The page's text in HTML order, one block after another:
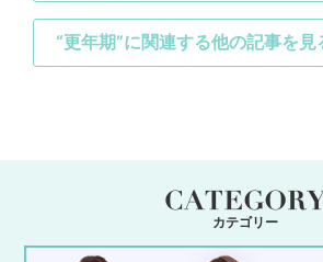
“更年期”に関連する他の記事を見
カテゴリー